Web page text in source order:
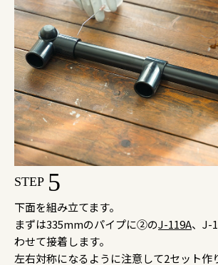
STEP 5
下面を組み立てます。
まずは335mmのパイプに②のJ-119A、J-
わせて接着します。
左右対称になるように注意して2セット作